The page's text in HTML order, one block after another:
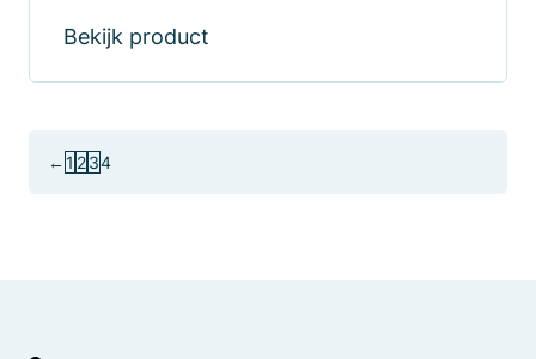
Bekijk product
← 1 234